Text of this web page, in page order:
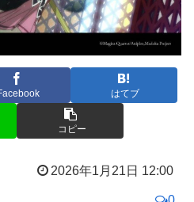
はてブ
コピー
2026年1月21日 12:00